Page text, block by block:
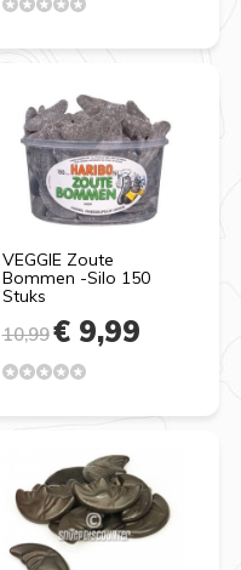
VEGGIE Zoute
Bommen -Silo 150
Stuks
10,99€ 9,99